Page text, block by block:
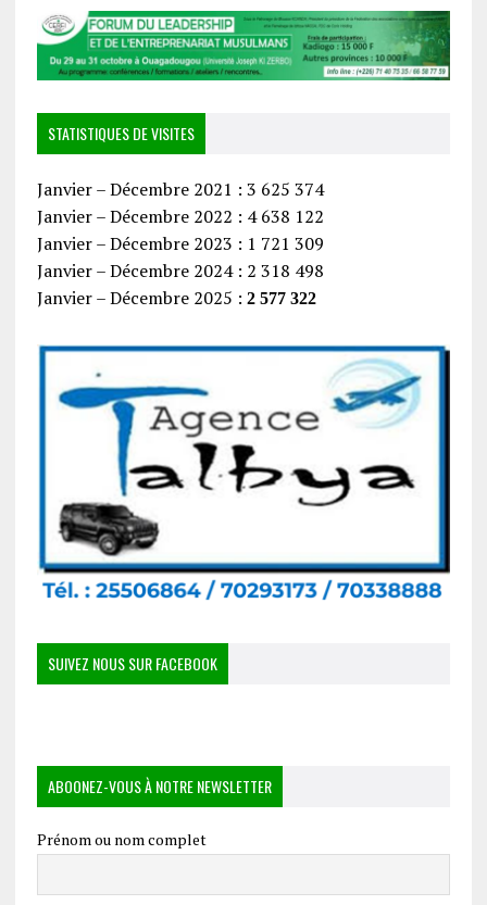
STATISTIQUES DE VISITES
Janvier – Décembre 2021 : 3 625 374
Janvier – Décembre 2022 : 4 638 122
Janvier – Décembre 2023 : 1 721 309
Janvier – Décembre 2024 : 2 318 498
Janvier – Décembre 2025 : 2 577 322
SUIVEZ NOUS SUR FACEBOOK
ABOONEZ-VOUS À NOTRE NEWSLETTER
Prénom ou nom complet